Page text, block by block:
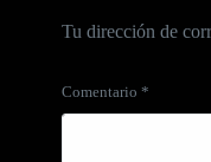
Tu dirección de
Comentario *